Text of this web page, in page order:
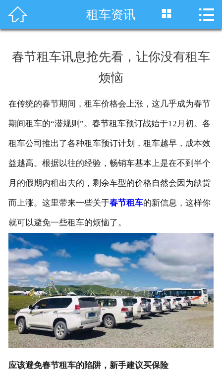
 首页
川藏线租车
租车资讯
租车价格
联系我们
 租车资讯  
春节租车讯息抢先看，让你没有租车
烦恼
在传统的春节期间，租车价格会上涨，这几乎成为春节
期间租车的“潜规则”。春节租车预订战始于12月初。各
租车公司推出了各种租车预订计划，租车越早，成本效
益越高。根据以往的经验，畅销车基本上是在不到半个
月的假期内租出去的，剩余车型的价格自然会因为缺货
而上涨。这里带来一些关于春节租车的新信息，这样你
就可以避免一些租车的烦恼了。
应该避免春节租车的陷阱，新手建议买保险